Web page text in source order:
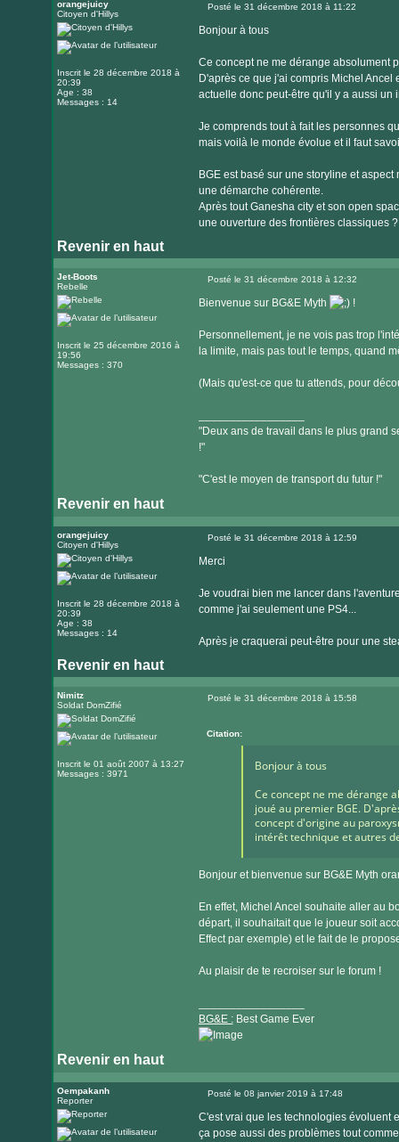
orangejuicy
Citoyen d'Hillys
Inscrit le 28 décembre 2018 à
20:39
Age : 38
Messages : 14
Posté le 31 décembre 2018 à 11:22
Bonjour à tous
Ce concept ne me dérange absolument
D'après ce que j'ai compris Michel
actuelle donc peut-être qu'il y a aussi un
Je comprends tout à fait les personnes
mais voilà le monde évolue et il faut
BGE est basé sur une storyline et
une démarche cohérente.
Après tout Ganesha city et son open
une ouverture des frontières classiques
Revenir en haut
Jet-Boots
Rebelle
Inscrit le 25 décembre 2016 à
19:56
Messages : 370
Posté le 31 décembre 2018 à 12:32
Bienvenue sur BG&E Myth !
Personnellement, je ne vois pas trop
la limite, mais pas tout le temps, quand
(Mais qu'est-ce que tu attends, pour
"Deux ans de travail dans le plus grand
!"
"C'est le moyen de transport du futur !"
Revenir en haut
orangejuicy
Citoyen d'Hillys
Inscrit le 28 décembre 2018 à
20:39
Age : 38
Messages : 14
Posté le 31 décembre 2018 à 12:59
Merci
Je voudrai bien me lancer dans
comme j'ai seulement une PS4...
Après je craquerai peut-être pour une
Revenir en haut
Nimitz
Soldat DomZifié
Inscrit le 01 août 2007 à 13:27
Messages : 3971
Posté le 31 décembre 2018 à 15:58
Citation:
Bonjour à tous
Ce concept ne me dérange
joué au premier BGE.
concept d'origine au
intérêt technique et autres
Bonjour et bienvenue sur BG&E Myth
En effet, Michel Ancel souhaite aller au
départ, il souhaitait que le joueur soit
Effect par exemple) et le fait de le
Au plaisir de te recroiser sur le forum !
BG&E :Best Game Ever
Revenir en haut
le
internet
Oempakanh
Reporter
Posté le 08 janvier 2019 à 17:48
C'est vrai que les technologies évoluent
ça pose aussi des problèmes tout